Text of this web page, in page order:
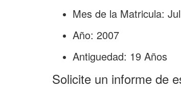
Mes de la Matricula:
Año: 2007
Antiguedad: 19 Años
Solicite un informe de